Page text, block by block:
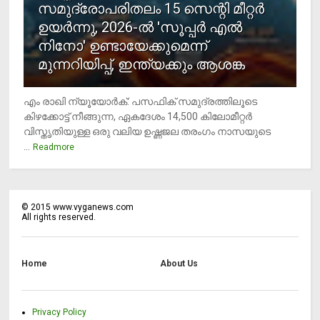
സമുദ്രോപരിതലം 15 സെന്റി മീറ്റര്‍
ഉയര്‍ന്നു, 2026-ല്‍ 'സൂപ്പര്‍ എല്‍
നിനോ' ഉണ്ടായേക്കുമെന്ന്
മുന്നറിയിപ്പ്, ഇന്ത്യക്കും ആശങ്ക
എം രാഖി ന്യൂയോര്‍ക്: പസഫിക് സമുദ്രത്തിലൂടെ
കിഴക്കോട്ട് നീങ്ങുന്ന, ഏകദേശം 14,500 കിലോമീറ്റര്‍
വിസ്തൃതിയുള്ള ഒരു വലിയ ഉഷ്ണജല തരംഗം നാസയുടെ
... Readmore
©2015 www.vyganews.com
All rights reserved.
Home About Us
Privacy Policy